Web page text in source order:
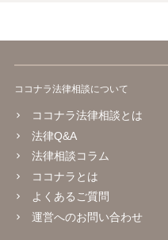
ココナラ法律相談について
ココナラ法律相談とは
法律Q&A
法律相談コラム
ココナラとは
よくあるご質問
運営へのお問い合わせ